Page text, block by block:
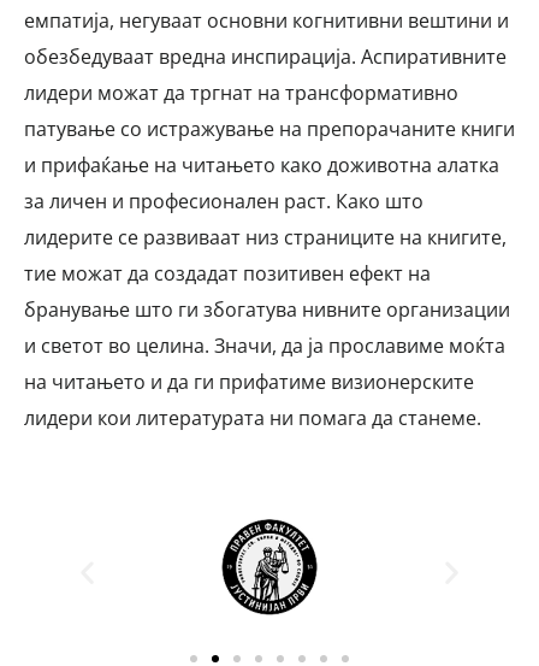
емпатија, негуваат основни когнитивни вештини и
обезбедуваат вредна инспирација. Аспиративните
лидери можат да тргнат на трансформативно
патување со истражување на препорачаните книги
и прифаќање на читањето како доживотна алатка
за личен и професионален раст. Како што
лидерите се развиваат низ страниците на книгите,
тие можат да создадат позитивен ефект на
бранување што ги збогатува нивните организации
и светот во целина. Значи, да ја прославиме моќта
на читањето и да ги прифатиме визионерските
лидери кои литературата ни помага да станеме.